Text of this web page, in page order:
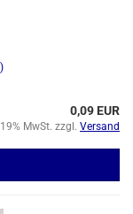
0,09 EUR
MwSt. zzgl. Versand